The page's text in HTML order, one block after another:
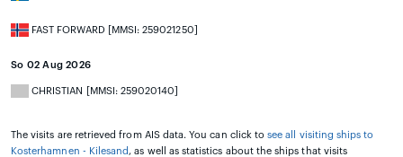
FAST FORWARD [MMSI: 259021250]
So 02 Aug 2026
CHRISTIAN [MMSI: 259020140]
The visits are retrieved from AIS data. You can click tosee all visiting ships to
Kosterhamnen - Kilesand , as well as statistics about the ships that visits